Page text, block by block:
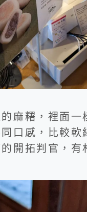
麻糬，裡面一
口感，比較軟
開拓判官，有